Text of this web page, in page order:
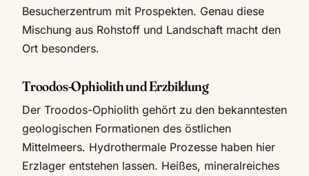
Besucherzentrum mit Prospekten. Genau diese
Mischung aus Rohstoff und Landschaft macht den
Ort besonders.
Troodos-Ophiolith und Erzbildung
Der Troodos-Ophiolith gehört zu den bekanntesten
geologischen Formationen des östlichen
Mittelmeers. Hydrothermale Prozesse haben hier
Erzlager entstehen lassen. Heißes, mineralreiches